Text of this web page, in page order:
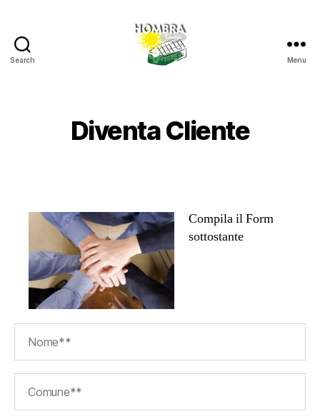
Search Menu
Diventa Cliente
Compila il Form
sottostante